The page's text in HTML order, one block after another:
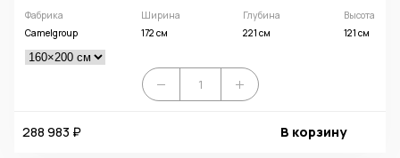
Фабрика
Camelgroup
Ширина
172 см
Глубина
221 см
Высота
121 см
288 983 ₽ В корзину